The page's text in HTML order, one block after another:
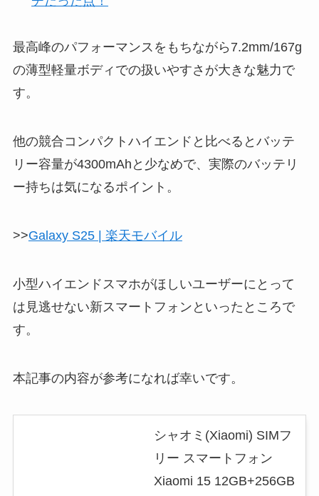
最高峰のパフォーマンスをもちながら7.2mm/167g
の薄型軽量ボディでの扱いやすさが大きな魅力で
す。
他の競合コンパクトハイエンドと比べるとバッテ
リー容量が4300mAhと少なめで、実際のバッテリ
ー持ちは気になるポイント。
>>Galaxy S25 | 楽天モバイル
小型ハイエンドスマホがほしいユーザーにとって
は見逃せない新スマートフォンといったところで
す。
本記事の内容が参考になれば幸いです。
シャオミ(Xiaomi) SIMフ
リー スマートフォン
Xiaomi 15 12GB+256GB